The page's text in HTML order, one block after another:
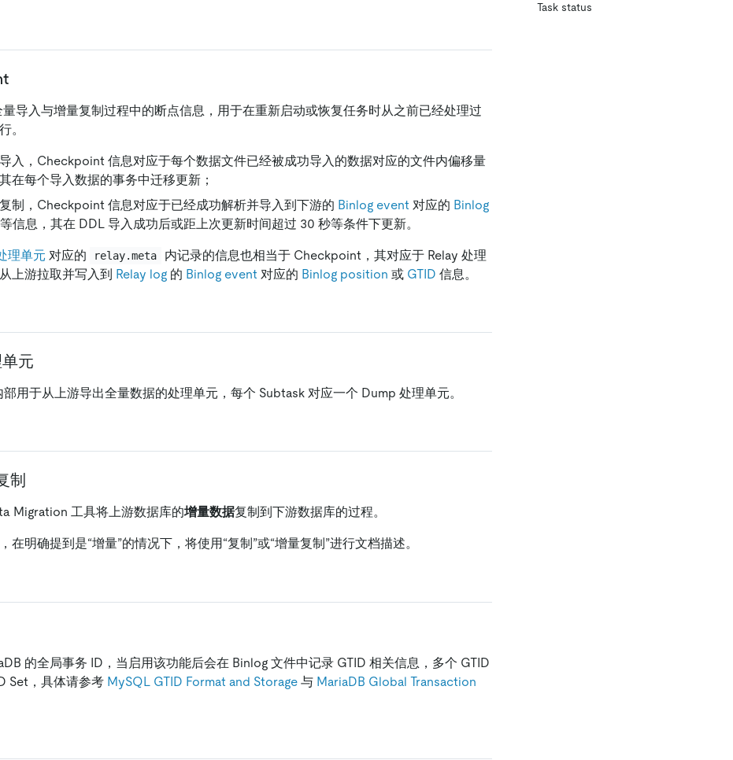
导入与增量复制过程中的断点信息，用于在重新启动或恢复任务时从之前已经处理过
。
入，Checkpoint 信息对应于每个数据文件已经被成功导入的数据对应的文件内偏移量
在每个导入数据的事务中迁移更新；
制，Checkpoint 信息对应于已经成功解析并导入到下游的 Binlog event 对应的 Binlog
等信息，其在 DDL 导入成功后或距上次更新时间超过 30 秒等条件下更新。
理单元 对应的 relay.meta
内记录的信息也相当于 Checkpoint，其对应于 Relay 处理
上游拉取并写入到 Relay log 的 Binlog event 对应的 Binlog position 或 GTID 信息。
元
用于从上游导出全量数据的处理单元，每个 Subtask 对应一个 Dump 处理单元。
制
Migration 工具将上游数据库的增量数据复制到下游数据库的过程。
在明确提到是“增量”的情况下，将使用“复制”或“增量复制”进行文档描述。
的全局事务 ID，当启用该功能后会在 Binlog 文件中记录 GTID 相关信息，多个 GTID
Set，具体请参考 MySQL GTID Format and Storage 与 MariaDB Global Transaction
Task status